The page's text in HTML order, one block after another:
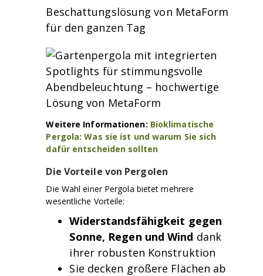
Weitere Informationen: Bioklimatische
Pergola: Was sie ist und warum Sie sich
dafür entscheiden sollten
Die Vorteile von Pergolen
Die Wahl einer Pergola bietet mehrere
wesentliche Vorteile:
Widerstandsfähigkeit gegen
Sonne, Regen und Wind dank
ihrer robusten Konstruktion
Sie decken größere Flächen ab